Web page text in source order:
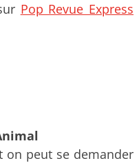
Pop Revue Express
on peut se demander